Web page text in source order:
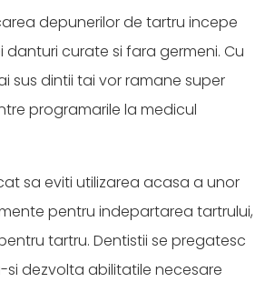
depunerilor de tartru incepe
curate si fara germeni. Cu
sus dintii tai vor ramane super
programarile la medicul
sa eviti utilizarea acasa a unor
pentru indepartarea tartrului,
tartru. Dentistii se pregatesc
si dezvolta abilitatile necesare